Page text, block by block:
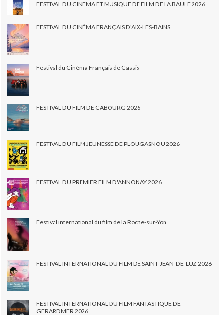
FESTIVAL DU CINEMA ET MUSIQUE DE FILM DE LA BAULE 2026
FESTIVAL DU CINÉMA FRANÇAIS D'AIX-LES-BAINS
Festival du Cinéma Français de Cassis
FESTIVAL DU FILM DE CABOURG 2026
FESTIVAL DU FILM JEUNESSE DE PLOUGASNOU 2026
FESTIVAL DU PREMIER FILM D'ANNONAY 2026
Festival international du film de la Roche-sur-Yon
FESTIVAL INTERNATIONAL DU FILM DE SAINT-JEAN-DE-LUZ 2026
FESTIVAL INTERNATIONAL DU FILM FANTASTIQUE DE
GERARDMER 2026